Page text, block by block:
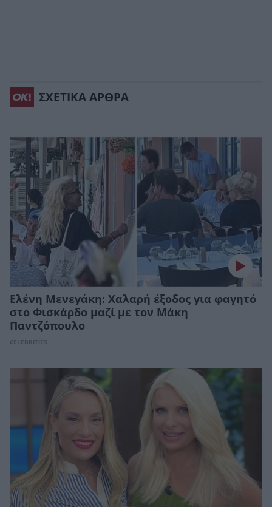
ΣΧΕΤΙΚΑ ΑΡΘΡΑ
Ελένη Μενεγάκη: Χαλαρή έξοδος για φαγητό
στο Φισκάρδο μαζί με τον Μάκη
Παντζόπουλο
CELEBRITIES